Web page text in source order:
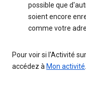
possible que
soient encore
comme votre
Pour voir si l'Activité
accédez à Mon activité.